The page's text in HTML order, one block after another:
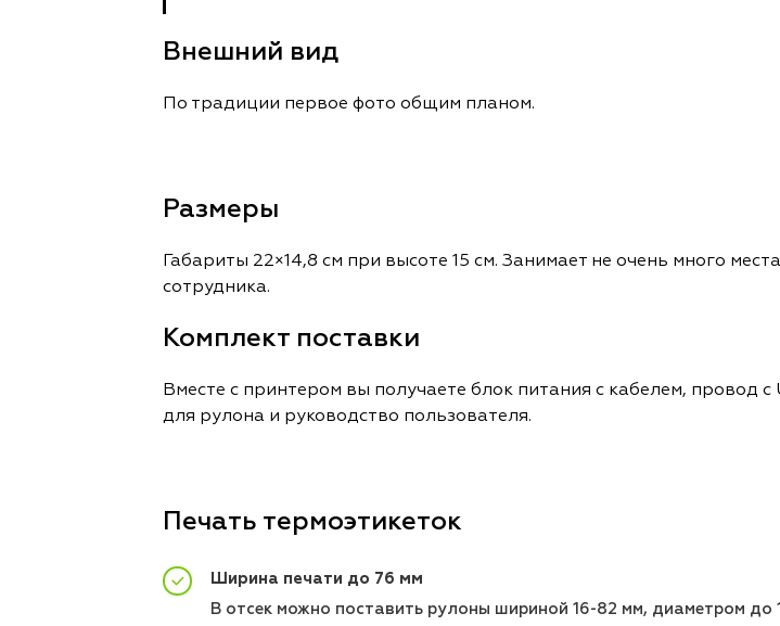
Внешний вид
По традиции первое фото общим планом.
Размеры
Габариты 22×14,8 см при высоте 15 см. Занимает не очень много
сотрудника.
Комплект поставки
Вместе с принтером вы получаете блок питания с кабелем, провод
для рулона и руководство пользователя.
Печать термоэтикеток
Ширина печати до 76 мм
В отсек можно поставить рулоны шириной 16-82 мм, диаметром